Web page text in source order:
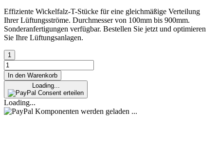
Effiziente Wickelfalz-T-Stücke für eine gleichmäßige Verteilung
Ihrer Lüftungsströme. Durchmesser von 100mm bis 900mm.
Sonderanfertigungen verfügbar. Bestellen Sie jetzt und optimieren
Sie Ihre Lüftungsanlagen.
In den Warenkorb
Loading...
Consent erteilen
Loading...
Komponenten werden geladen ...